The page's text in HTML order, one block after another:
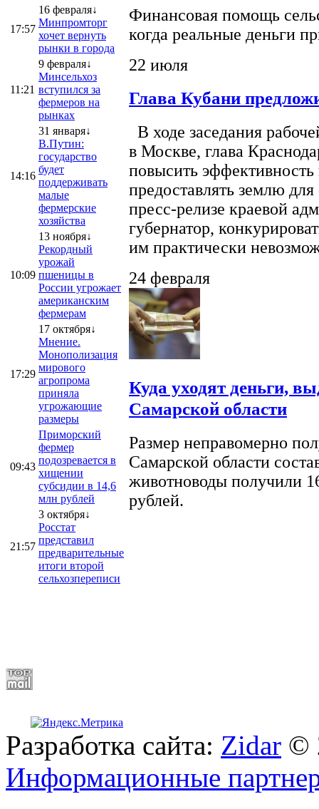
17:57
16 февраля↓
Минпромторг
хочет вернуть
рынки в города
11:21
9 февраля↓
Минсельхоз
вступился за
фермеров на
рынках
14:16
31 января↓
В.Путин:
государство
будет
поддерживать
малые
фермерские
хозяйства
10:09
13 ноября↓
Рекордный
урожай
пшеницы в
России угрожает
американским
фермерам
17:29
17 октября↓
Мнение.
Монополизация
мирового
агропрома
приняла
угрожающие
размеры
09:43
Приморский
фермер
подозревается в
хищении
субсидии в 14,6
млн рублей
21:57
3 октября↓
Росстат
представил
предварительные
итоги второй
сельхозпереписи
Финансовая помощь
когда реальные деньги
22 июля
Глава Кубани
В ходе заседания
в Москве, глава
повысить эффективность
предоставлять землю
пресс-релизе краевой
губернатор,
им практически
24 февраля
Куда уходят деньги,
Самарской области
Размер неправомерно
Самарской области
животноводы получили
рублей.
Разработка сайта: Zidar ©
Информационные